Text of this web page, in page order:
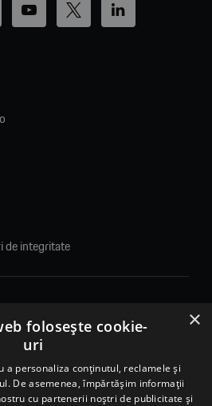
de integritate
Toate drepturile rezervate.
SRL
Etaj 2, Voluntari, jud.Ilfov - sediu
×
folosește cookie-
uri
a personaliza conținutul, reclamele și
De asemenea, împărtășim informații
cu partenerii noștri de publicitate și